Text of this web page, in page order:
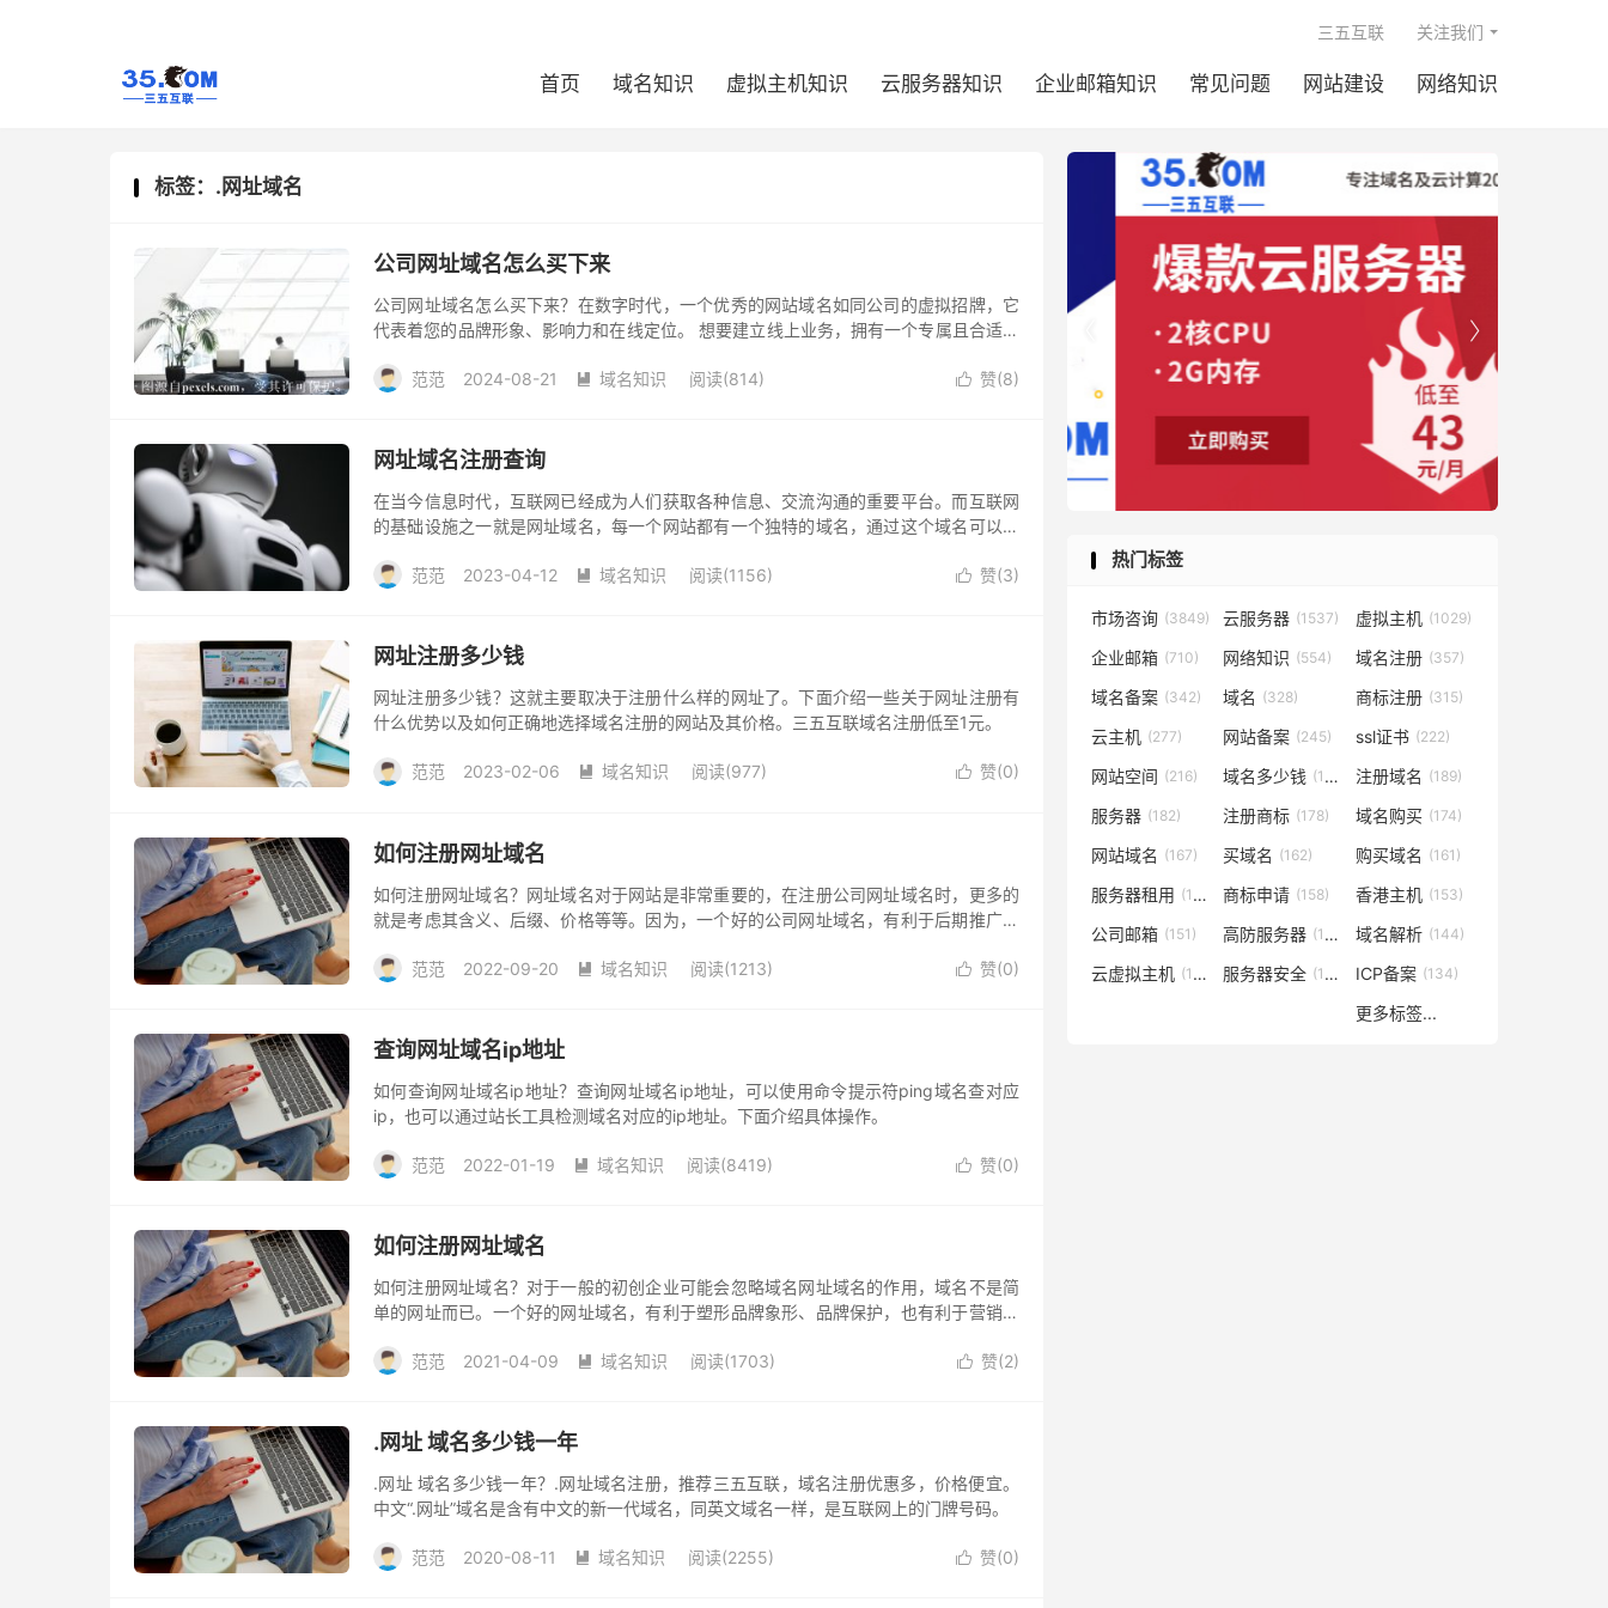
首页 域名知识 虚拟主机知识 云服务器知识 企业邮箱知识 常见问题 网站建设 网络知识
三五互联 关注我们
标签：.网址域名
公司网址域名怎么买下来
公司网址域名怎么买下来？在数字时代，一个优秀的网站域名如同公司的虚拟招牌，它
代表着您的品牌形象、影响力和在线定位。 想要建立线上业务，拥有一个专属且合适的
公司网站域名。
范范 2024-08-21  域名知识 阅读(814)  赞(8)
网址域名注册查询
在当今信息时代，互联网已经成为人们获取各种信息、交流沟通的重要平台。而互联网
的基础设施之一就是网址域名，每一个网站都有一个独特的域名，通过这个域名可以方
范范
2023-04-12  域名知识 阅读(1156)  赞(3)
网址注册多少钱
网址注册多少钱？这就主要取决于注册什么样的网址了。下面介绍一些关于网址注册有
什么优势以及如何正确地选择域名注册的网站及其价格。三五互联域名注册低至1元。
范范 2023-02-06  域名知识 阅读(977)  赞(0)
如何注册网址域名
如何注册网址域名？网址域名对于网站是非常重要的，在注册公司网址域名时，更多的
就是考虑其含义、后缀、价格等等。因为，一个好的公司网址域名，有利于后期推广，
范范
2022-09-20  域名知识 阅读(1213)  赞(0)
查询网址域名ip地址
如何查询网址域名ip地址？查询网址域名ip地址，可以使用命令提示符ping域名查对应
ip，也可以通过站长工具检测域名对应的ip地址。下面介绍具体操作。
范范 2022-01-19  域名知识 阅读(8419)  赞(0)
如何注册网址域名
如何注册网址域名？对于一般的初创企业可能会忽略域名网址域名的作用，域名不是简
单的网址而已。一个好的网址域名，有利于塑形品牌象形、品牌保护，也有利于营销宣
范范
2021-04-09  域名知识 阅读(1703)  赞(2)
.网址 域名多少钱一年
.网址 域名多少钱一年？.网址域名注册，推荐三五互联，域名注册优惠多，价格便宜。
中文“.网址”域名是含有中文的新一代域名，同英文域名一样，是互联网上的门牌号码。
范范 2020-08-11  域名知识 阅读(2255)  赞(0)

热门标签
市场咨询 (3849) 云服务器 (1537) 虚拟主机 (1029)
企业邮箱 (710) 网络知识 (554) 域名注册 (357)
域名备案 (342) 域名 (328) 商标注册 (315)
云主机 (277) 网站备案 (245) ssl证书 (222)
网站空间 (216) 域名多少钱 (194) 注册域名 (189)
服务器 (182) 注册商标 (178) 域名购买 (174)
网站域名 (167) 买域名 (162) 购买域名 (161)
服务器租用 (160) 商标申请 (158) 香港主机 (153)
公司邮箱 (151) 高防服务器 (146) 域名解析 (144)
云虚拟主机 (140) 服务器安全 (137) ICP备案 (134)
更多标签...